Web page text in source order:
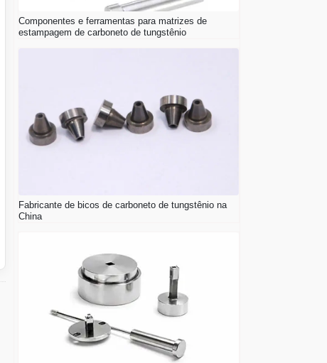
Componentes e ferramentas para matrizes de
estampagem de carboneto de tungstênio
Fabricante de bicos de carboneto de tungstênio na
China